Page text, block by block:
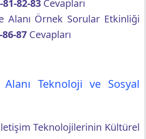
82-83 Cevapları
Alanı Örnek Sorular Etkinliği
87 Cevapları
Teknoloji ve Sosyal
Teknolojilerinin Kültürel